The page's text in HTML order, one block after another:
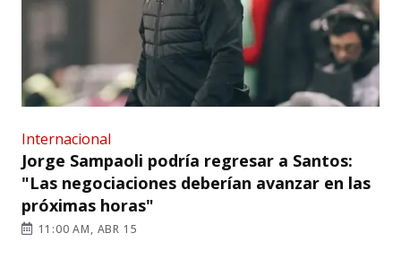
Internacional
Jorge Sampaoli podría regresar a Santos:
"Las negociaciones deberían avanzar en las
próximas horas"
11:00 AM, ABR 15